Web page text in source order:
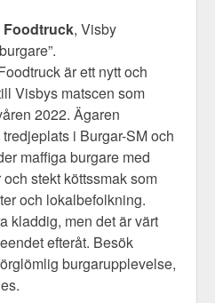
Foodtruck, Visby
är ett nytt och
Visbys matscen som
2022. Ägaren
i Burgar-SM och
maffiga burgare med
stekt köttssmak som
och lokalbefolkning.
kladdig, men det är värt
efteråt. Besök
burgarupplevelse,